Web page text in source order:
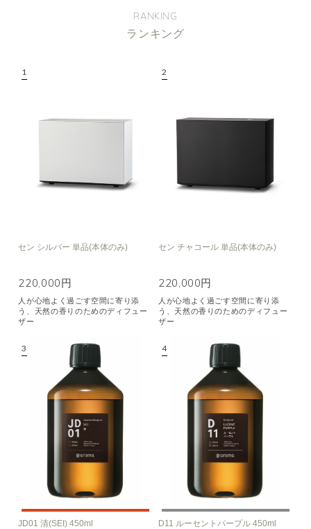
RANKING
ランキング
セン シルバー 単品(本体のみ)
220,000円
人が心地よく過ごす空間に寄り添
う、天然の香りのためのディフュー
ザー
セン チャコール 単品(本体のみ)
220,000円
人が心地よく過ごす空間に寄り添
う、天然の香りのためのディフュー
ザー
JD01 清(SEI) 450ml D11 ルーセントパープル 450ml